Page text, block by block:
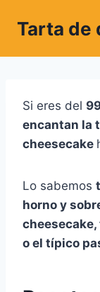
Tarta de
Si eres del
encantan la
cheesecake
Lo sabemos
horno y
o el típico